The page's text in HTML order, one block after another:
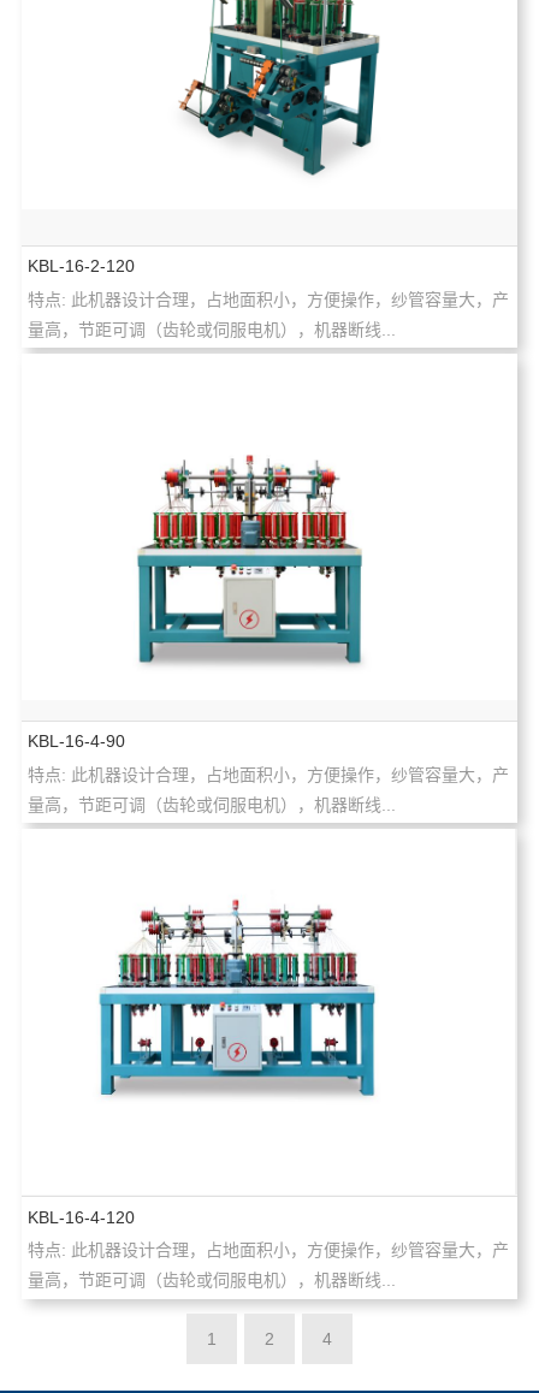
KBL-16-2-120
特点: 此机器设计合理，占地面积小，方便操作，纱管容量大，产
量高，节距可调（齿轮或伺服电机），机器断线...
KBL-16-4-90
特点: 此机器设计合理，占地面积小，方便操作，纱管容量大，产
量高，节距可调（齿轮或伺服电机），机器断线...
KBL-16-4-120
特点: 此机器设计合理，占地面积小，方便操作，纱管容量大，产
量高，节距可调（齿轮或伺服电机），机器断线...
1 2 4